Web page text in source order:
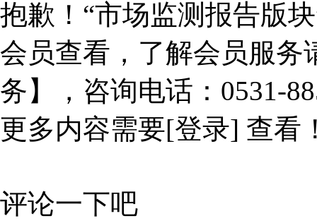
抱歉！“市场监测报告版
会员查看，了解会员服务
务】，咨询电话：0531-
更多内容需要[登录] 查看
评论一下吧